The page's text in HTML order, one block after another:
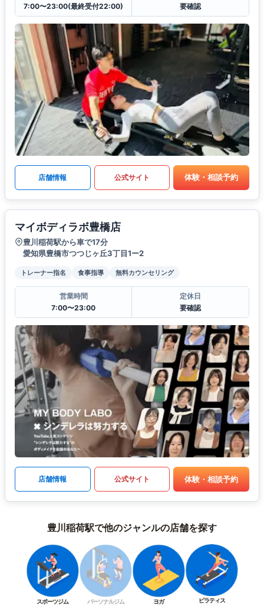
7:00〜23:00(最終受付22:00) 要確認
店舗情報 公式サイト 体験・相談予約
マイボディラボ豊橋店
豊川稲荷駅から車で17分
愛知県豊橋市つつじヶ丘3丁目1ー2
トレーナー指名 食事指導 無料カウンセリング
営業時間
7:00〜23:00
定休日
要確認
店舗情報 公式サイト 体験・相談予約
豊川稲荷駅で他のジャンルの店舗を探す
スポーツジム パーソナルジム ヨガ ピラティス